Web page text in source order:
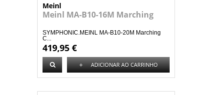
Meinl
Meinl MA-B10-16M Marching
SYMPHONIC.MEINL MA-B10-20M Marching
C...
419,95 €
+ ADICIONAR AO CARRINHO